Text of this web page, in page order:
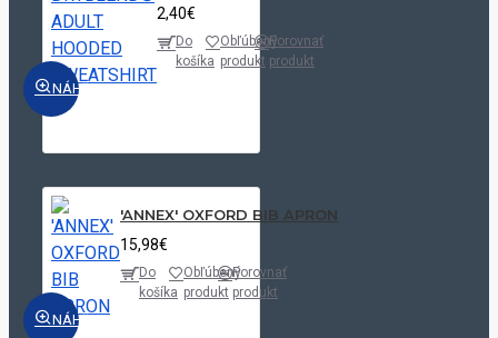
NÁHĽAD
2,40€
Do
košíka
Obľúbený
produkt
Porovnať
produkt
NÁHĽAD
'ANNEX' OXFORD BIB APRON
15,98€
Do
košíka
Obľúbený
produkt
Porovnať
produkt